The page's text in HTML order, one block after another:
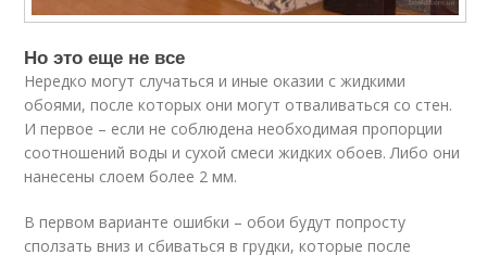
Но это еще не все
Нередко могут случаться и иные оказии с жидкими
обоями, после которых они могут отваливаться со стен.
И первое – если не соблюдена необходимая пропорции
соотношений воды и сухой смеси жидких обоев. Либо они
нанесены слоем более 2 мм.
В первом варианте ошибки – обои будут попросту
сползать вниз и сбиваться в грудки, которые после